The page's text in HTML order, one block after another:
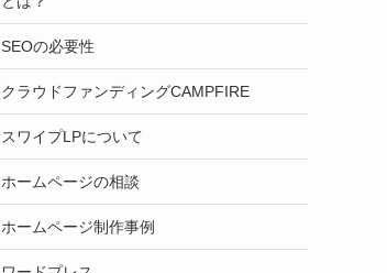
SEOの必要性
クラウドファンディングCAMPFIRE
スワイプLPについて
ホームページの相談
ホームページ制作事例